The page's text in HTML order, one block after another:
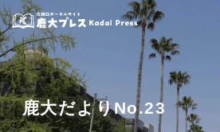
鹿大だよりNo.23